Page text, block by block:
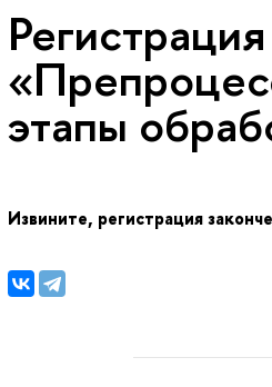
этапы
Извините, регистрация